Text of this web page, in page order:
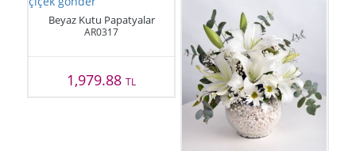
Beyaz Kutu Papatyalar
AR0317
1,979.88TL